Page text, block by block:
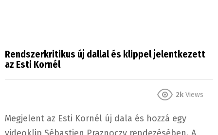
Rendszerkritikus új dallal és klippel jelentkezett
az Esti Kornél
2k Views
Megjelent az Esti Kornél új dala és hozzá egy